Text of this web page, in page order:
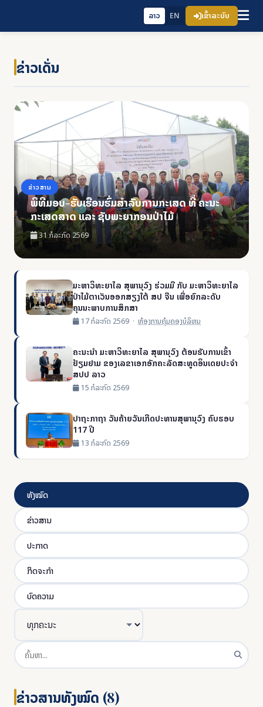
ລາວ EN ເຂົ້າລະບົບ
ຂ່າວເດັ່ນ
ຂ່າວສານ
ພິທີມອບ-ຮັບເຮືອນຮົ່ມສໍາລັບການກະເສດ ທີ່ ຄະນະ
ກະເສດສາດ ແລະ ຊັບພະຍາກອນປ່າໄມ້
31 ກໍລະກົດ 2569
ມະຫາວິທະຍາໄລ ສຸພານຸວົງ ຮ່ວມມື ກັບ ມະຫາວິທະຍາໄລ
ປ່າໄມ້ຕາເວັນອອກສຽງໃຕ້ ສປ ຈີນ ເພື່ອຍົກລະດັບ
ຄຸນນະພາບການສຶກສາ
17 ກໍລະກົດ 2569 · ຫ້ອງການຄຸ້ມຄອງບໍລິຫນ
ຄະນະນໍາ ມະຫາວິທະຍາໄລ ສຸພານຸວົງ ຕ້ອນຮັບການເຂົ້າ
ຢ້ຽມຢາມ ຂອງເລຂາເອກອັກຄະລັດສະທູດອິນເດຍປະຈໍາ
ສປປ ລາວ
15 ກໍລະກົດ 2569
ປາຖະກາຖາ ວັນຄ້າຍວັນເກີດປະທານສຸພານຸວົງ ຄົບຮອບ
117 ປີ
13 ກໍລະກົດ 2569
ທັງໝົດ
ຂ່າວສານ
ປະກາດ
ກິດຈະກຳ
ບົດຄວາມ
ຂ່າວສານທັງໝົດ (8)